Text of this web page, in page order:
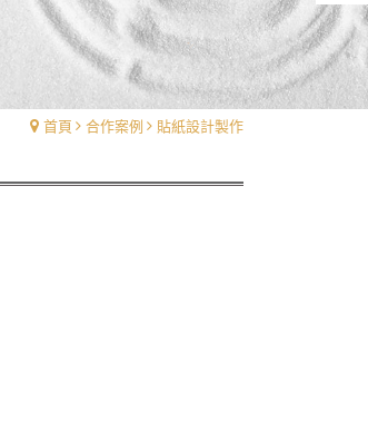
首頁 合作案例 貼紙設計製作